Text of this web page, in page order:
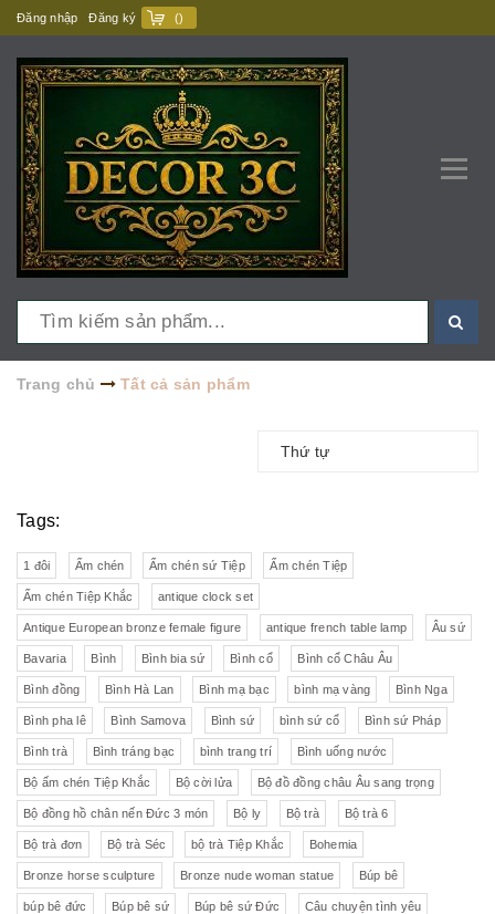
Đăng nhập Đăng ký ()
Trang chủ Tất cả sản phẩm
Thứ tự
Tags:
1 đôi Ấm chén Ấm chén sứ Tiệp Ấm chén Tiệp
Ấm chén Tiệp Khắc antique clock set
Antique European bronze female figure antique french table lamp Âu sứ
Bavaria Bình Bình bia sứ Bình cổ Bình cổ Châu Âu
Bình đồng Bình Hà Lan Bình mạ bạc bình mạ vàng Bình Nga
Bình pha lê Bình Samova Bình sứ bình sứ cổ Bình sứ Pháp
Bình trà Bình tráng bạc bình trang trí Bình uống nước
Bộ ấm chén Tiệp Khắc Bộ cời lửa Bộ đồ đồng châu Âu sang trọng
Bộ đồng hồ chân nến Đức 3 món Bộ ly Bộ trà Bộ trà 6
Bộ trà đơn Bộ trà Séc bộ trà Tiệp Khắc Bohemia
Bronze horse sculpture Bronze nude woman statue Búp bê
búp bê đức Búp bê sứ Búp bê sứ Đức Câu chuyện tình yêu